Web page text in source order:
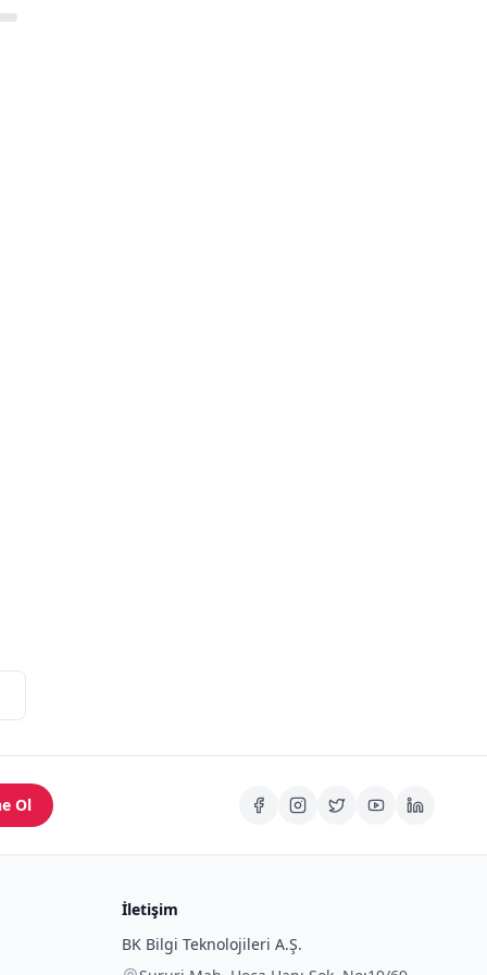
Ol
İletişim
BK Bilgi Teknolojileri A.Ş.